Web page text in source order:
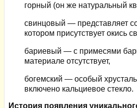
горный (он же натуральный
свинцовый — представляет
котором присутствует окись
бариевый — с примесями
материале отсутствует,
богемский — особый
включено кальциевое стекло.
История появления